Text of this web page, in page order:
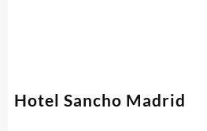
Hotel Sancho Madrid